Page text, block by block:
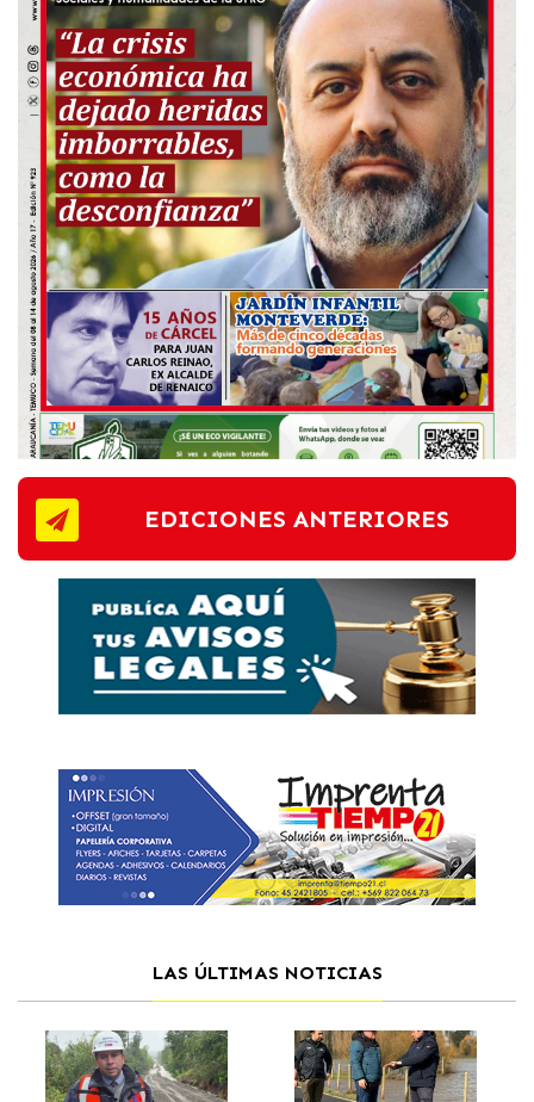
EDICIONES ANTERIORES
LAS ÚLTIMAS NOTICIAS